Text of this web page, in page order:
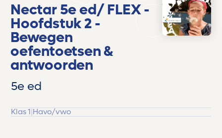
Nectar 5e ed/ FLEX-
Hoofdstuk 2 -
Bewegen
oefentoetsen &
antwoorden
5e ed
Klas 1|Havo/vwo